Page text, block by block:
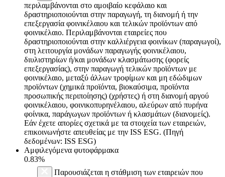
περιλαμβάνονται στο αμοιβαίο κεφάλαιο και
δραστηριοποιούνται στην παραγωγή, τη διανομή ή την
επεξεργασία φοινικέλαιου και τελικών προϊόντων από
φοινικέλαιο. Περιλαμβάνονται εταιρείες που
δραστηριοποιούνται στην καλλιέργεια φοινίκων (παραγωγοί),
στη λειτουργία μονάδων παραγωγής φοινικέλαιου,
διυλιστηρίων ή/και μονάδων κλασμάτωσης (φορείς
επεξεργασίας), στην παραγωγή τελικών προϊόντων με
φοινικέλαιο, μεταξύ άλλων τροφίμων και μη εδώδιμων
προϊόντων (χημικά προϊόντα, βιοκαύσιμα, προϊόντα
προσωπικής περιποίησης) (χρήστες) ή στη διανομή αργού
φοινικέλαιου, φοινικοπυρηνέλαιου, αλεύρων από πυρήνα
φοίνικα, παράγωγων προϊόντων ή κλασμάτων (διανομείς).
Εάν έχετε απορίες σχετικά με τα στοιχεία των εταιρειών,
επικοινωνήστε απευθείας με την ISS ESG. (Πηγή
δεδομένων: ISS ESG)
Αμφιλεγόμενα φυτοφάρμακα
0.83%
Παρουσιάζεται η στάθμιση των εταιρειών που